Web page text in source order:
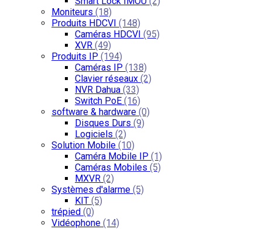
Moniteurs (18)
Produits HDCVI (148)
Caméras HDCVI (95)
XVR (49)
Produits IP (194)
Caméras IP (138)
Clavier réseaux (2)
NVR Dahua (33)
Switch PoE (16)
software & hardware (0)
Disques Durs (9)
Logiciels (2)
Solution Mobile (10)
Caméra Mobile IP (1)
Caméras Mobiles (5)
MXVR (2)
Systèmes d'alarme (5)
KIT (5)
trépied (0)
Vidéophone (14)